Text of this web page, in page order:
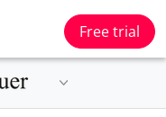
Free trial